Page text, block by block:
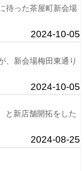
待った茶屋町新会場
2024-10-05
、新会場梅田東通り
2024-10-05
新店舗開拓をした
2024-08-25